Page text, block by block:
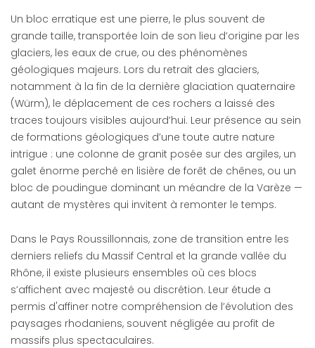
Un bloc erratique est une pierre, le plus souvent de
grande taille, transportée loin de son lieu d’origine par les
glaciers, les eaux de crue, ou des phénomènes
géologiques majeurs. Lors du retrait des glaciers,
notamment à la fin de la dernière glaciation quaternaire
(Würm), le déplacement de ces rochers a laissé des
traces toujours visibles aujourd’hui. Leur présence au sein
de formations géologiques d’une toute autre nature
intrigue : une colonne de granit posée sur des argiles, un
galet énorme perché en lisière de forêt de chênes, ou un
bloc de poudingue dominant un méandre de la Varèze —
autant de mystères qui invitent à remonter le temps.
Dans le Pays Roussillonnais, zone de transition entre les
derniers reliefs du Massif Central et la grande vallée du
Rhône, il existe plusieurs ensembles où ces blocs
s’affichent avec majesté ou discrétion. Leur étude a
permis d'affiner notre compréhension de l’évolution des
paysages rhodaniens, souvent négligée au profit de
massifs plus spectaculaires.